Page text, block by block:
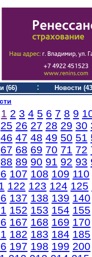
(66) Новости
1 2 3 4 5 6 7 8 9
25 26 27 28 29 30
46 47 48 49 50 51
67 68 69 70 71 72
88 89 90 91 92 93
107 108 109 110
122 123 124 125
137 138 139 140
152 153 154 155
167 168 169 170
182 183 184 185
197 198 199 200